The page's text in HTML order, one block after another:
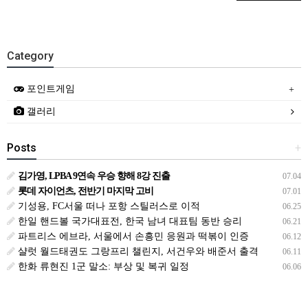
Category
포인트게임
갤러리
+
Posts
07.04
김가영, LPBA 9연속 우승 향해 8강 진출
07.01
롯데 자이언츠, 전반기 마지막 고비
06.25
기성용, FC서울 떠나 포항 스틸러스로 이적
06.21
한일 핸드볼 국가대표전, 한국 남녀 대표팀 동반 승리
06.12
파트리스 에브라, 서울에서 손흥민 응원과 떡볶이 인증
06.11
샬럿 월드태권도 그랑프리 챌린지, 서건우와 배준서 출격
06.06
한화 류현진 1군 말소: 부상 및 복귀 일정